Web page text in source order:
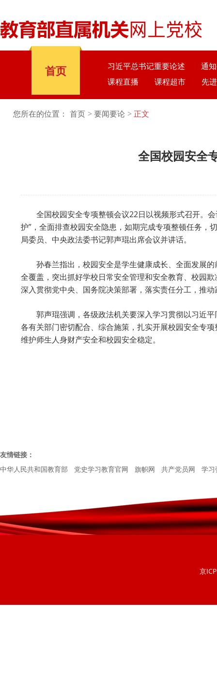
首页 习近平总书记重要论述
通
课程直播
课程超市 先
您所在的位置： 首页 要闻要论 正文
全国校园安全
全国校园安全专项整顿会议22日以视频形式召开。
护”，全面排查校园安全隐患，如期完成专项整顿任务
局委员、中央政法委书记郭声琨出席会议并讲话。
孙春兰指出，校园安全是学生健康成长、全面发展
全覆盖，突出抓好学校日常安全管理和安全教育、校园
深入贯彻党中央、国务院决策部署，落实责任分工，推
郭声琨强调，各级政法机关要深入学习贯彻以习近
各有关部门密切配合、综合施策，扎实开展校园安全专
维护师生人身财产安全和校园安全稳定。
友情链接：
中华人民共和国教育部
党史学习教育官网 旗帜网 共产党员网 学习
京